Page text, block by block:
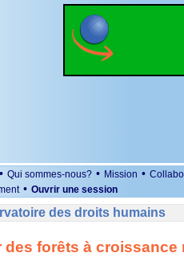
• Qui sommes-nous? • Mission •
• Ouvrir une session
des droits humains
des forêts à